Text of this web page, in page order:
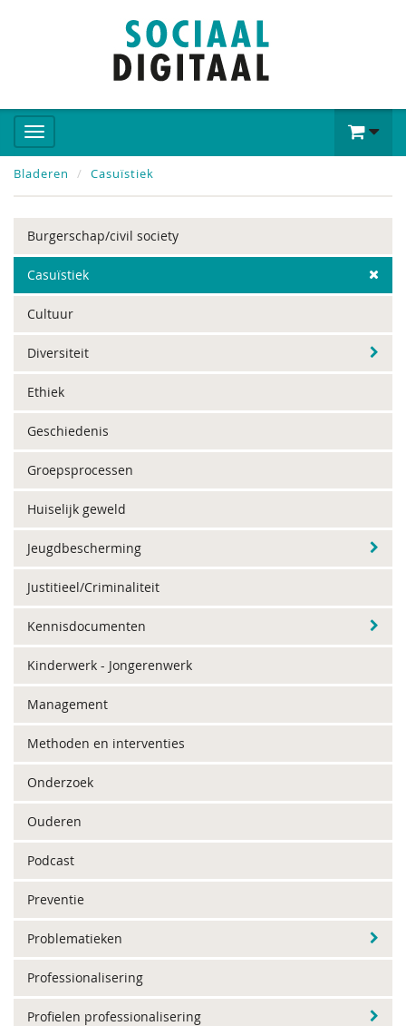
Bladeren Casuïstiek
Burgerschap/civil society
Casuïstiek
Cultuur
Diversiteit
Ethiek
Geschiedenis
Groepsprocessen
Huiselijk geweld
Jeugdbescherming
Justitieel/Criminaliteit
Kennisdocumenten
Kinderwerk - Jongerenwerk
Management
Methoden en interventies
Onderzoek
Ouderen
Podcast
Preventie
Problematieken
Professionalisering
Profielen professionalisering